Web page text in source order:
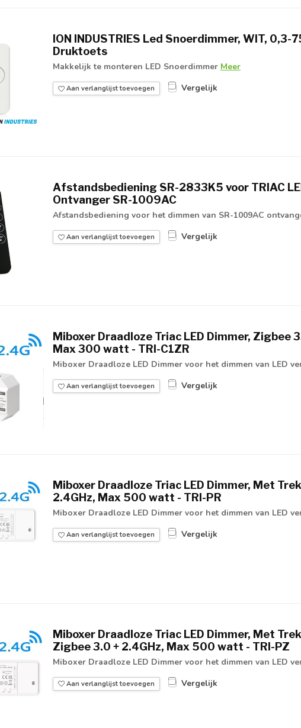
ION INDUSTRIES Led Snoerdimmer, WIT, 0,3-
Druktoets
Makkelijk te monteren LED Snoerdimmer Meer
Aan verlanglijst toevoegen Vergelijk
Afstandsbediening SR-2833K5 voor TRIAC
Ontvanger SR-1009AC
Afstandsbediening voor het dimmen van SR-1009AC
Aan verlanglijst toevoegen Vergelijk
Miboxer Draadloze Triac LED Dimmer, Zigbee
Max 300 watt - TRI-C1ZR
Miboxer Draadloze LED Dimmer voor het dimmen van LED
Aan verlanglijst toevoegen Vergelijk
Miboxer Draadloze Triac LED Dimmer, Met
2.4GHz, Max 500 watt - TRI-PR
Miboxer Draadloze LED Dimmer voor het dimmen van LED
Aan verlanglijst toevoegen Vergelijk
Miboxer Draadloze Triac LED Dimmer, Met
Zigbee 3.0 + 2.4GHz, Max 500 watt - TRI-PZ
Miboxer Draadloze LED Dimmer voor het dimmen van LED
Aan verlanglijst toevoegen Vergelijk